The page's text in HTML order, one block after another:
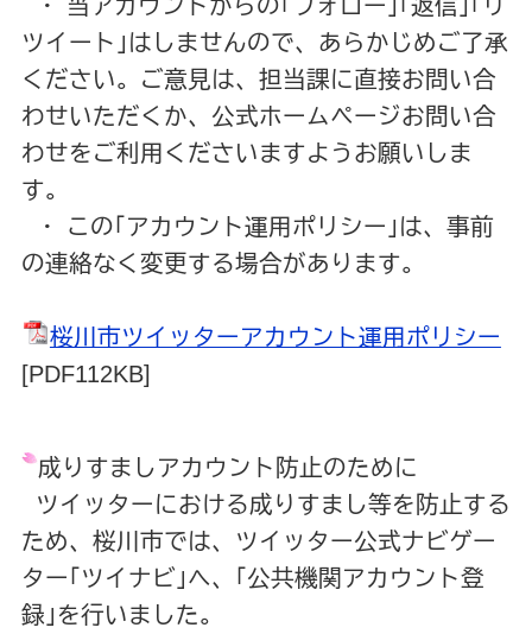
・ 当アカウントからの｢フォロー｣｢返信｣｢リ
ツイート｣はしませんので、あらかじめご了承
ください。ご意見は、担当課に直接お問い合
わせいただくか、公式ホームページお問い合
わせをご利用くださいますようお願いしま
す。
・ この｢アカウント運用ポリシー｣は、事前
の連絡なく変更する場合があります。
桜川市ツイッターアカウント運用ポリシー
[PDF112KB]
成りすましアカウント防止のために
ツイッターにおける成りすまし等を防止する
ため、桜川市では、ツイッター公式ナビゲー
ター｢ツイナビ｣へ、｢公共機関アカウント登
録｣を行いました。